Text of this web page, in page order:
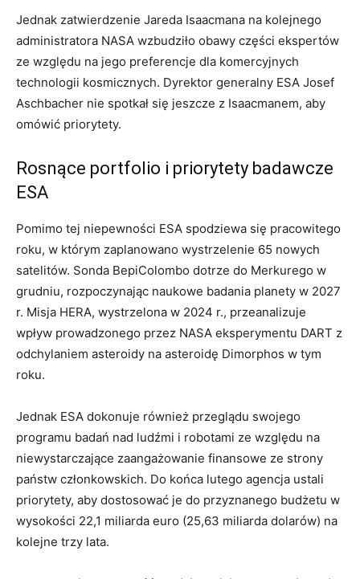
Jednak zatwierdzenie Jareda Isaacmana na kolejnego
administratora NASA wzbudziło obawy części ekspertów
ze względu na jego preferencje dla komercyjnych
technologii kosmicznych. Dyrektor generalny ESA Josef
Aschbacher nie spotkał się jeszcze z Isaacmanem, aby
omówić priorytety.
Rosnące portfolio i priorytety badawcze
ESA
Pomimo tej niepewności ESA spodziewa się pracowitego
roku, w którym zaplanowano wystrzelenie 65 nowych
satelitów. Sonda BepiColombo dotrze do Merkurego w
grudniu, rozpoczynając naukowe badania planety w 2027
r. Misja HERA, wystrzelona w 2024 r., przeanalizuje
wpływ prowadzonego przez NASA eksperymentu DART z
odchylaniem asteroidy na asteroidę Dimorphos w tym
roku.
Jednak ESA dokonuje również przeglądu swojego
programu badań nad ludźmi i robotami ze względu na
niewystarczające zaangażowanie finansowe ze strony
państw członkowskich. Do końca lutego agencja ustali
priorytety, aby dostosować je do przyznanego budżetu w
wysokości 22,1 miliarda euro (25,63 miliarda dolarów) na
kolejne trzy lata.